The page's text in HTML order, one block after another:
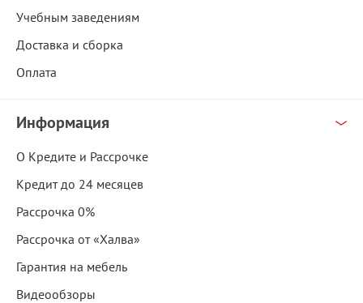
Учебным заведениям
Доставка и сборка
Оплата
Информация
О Кредите и Рассрочке
Кредит до 24 месяцев
Рассрочка 0%
Рассрочка от «Халва»
Гарантия на мебель
Видеообзоры